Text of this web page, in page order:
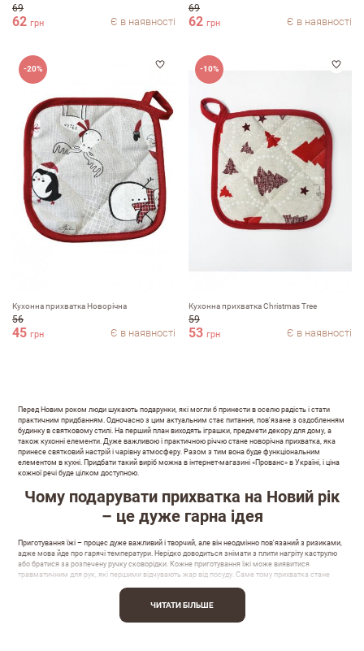
69
62 грн Є в наявності
69
62 грн Є в наявності
-20%
Кухонна прихватка Hoворічна
56
45 грн Є в наявності
-10%
Кухонна прихватка Christmas Tree
59
53 грн Є в наявності
Перед Новим роком люди шукають подарунки, які могли б принести в оселю радість і стати
практичним придбанням. Одночасно з цим актуальним стає питання, пов'язане з оздобленням
будинку в святковому стилі. На перший план виходять іграшки, предмети декору для дому, а
також кухоннi елементи. Дуже важливою і практичною річчю стане новорічна прихватка, яка
принесе святковий настрій і чарівну атмосферу. Разом з тим вона буде функціональним
елементом в кухні. Придбати такий виріб можна в інтернет-магазині «Прованс» в Україні, і ціна
кожної речі буде цілком доступною.
Чому подарувати прихватка на Новий рік
– це дуже гарна ідея
Приготування їжі – процес дуже важливий і творчий, але він неодмінно пов'язаний з ризиками,
адже мова йде про гарячi температури. Нерідко доводиться знімати з плити нагріту каструлю
або братися за розпечену ручку сковорідки. Кожне приготування їжі може виявитися
травматичним для рук, які першими відчувають жар від посуду. Саме тому прихватка стане
Чому варто вибрати виріб саме в "Провансі"? Кожна новорічна прихватка, представлена на
ЧИТАТИ БІЛЬШЕ